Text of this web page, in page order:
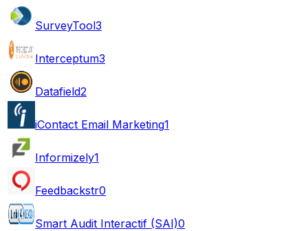
SurveyTool3
Interceptum3
Datafield2
iContact Email Marketing1
Informizely1
Feedbackstr0
Smart Audit Interactif (SAI)0